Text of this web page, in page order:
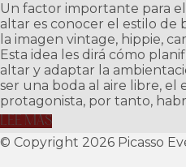
Un factor importante para
altar es conocer el estilo de
la imagen vintage, hippie,
Esta idea les dirá cómo
altar y adaptar la
ser una boda al aire libre, el
protagonista, por tanto,
LEE MAS
© Copyright 2026 Picasso